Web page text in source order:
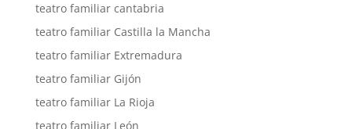
teatro familiar cantabria
teatro familiar Castilla la Mancha
teatro familiar Extremadura
teatro familiar Gijón
teatro familiar La Rioja
teatro familiar León